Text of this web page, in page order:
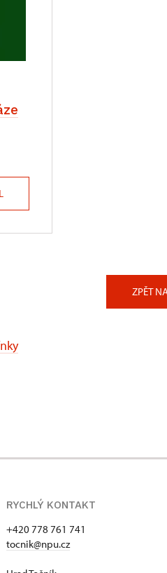
ZPĚT
RYCHLÝ KONTAKT
+420 778 761 741
tocnik@npu.cz